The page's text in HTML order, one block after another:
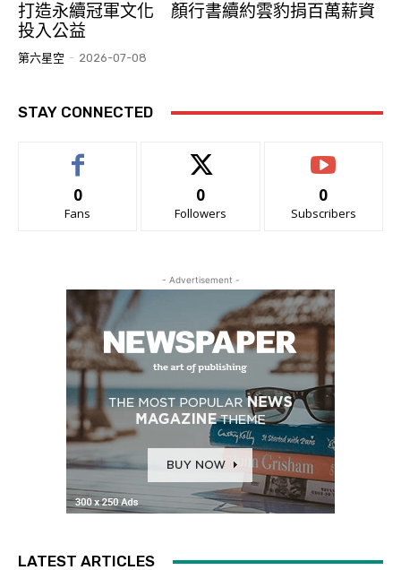
打造永續冠軍文化 顏行書續約雲豹捐百萬薪資
投入公益
第六星空 - 2026-07-08
STAY CONNECTED
0
Fans
0
Followers
0
Subscribers
- Advertisement -
LATEST ARTICLES